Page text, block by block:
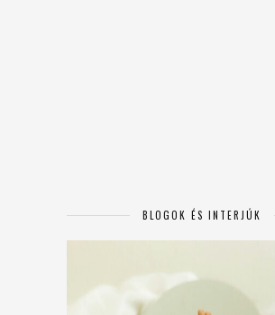
BLOGOK ÉS INTERJÚK